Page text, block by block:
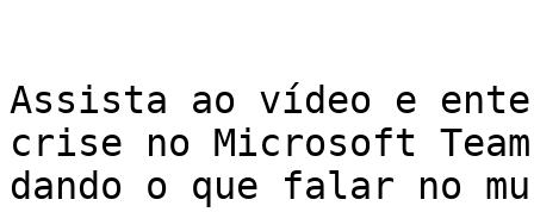
Assista ao vídeo e
crise no Microsoft
dando o que falar no